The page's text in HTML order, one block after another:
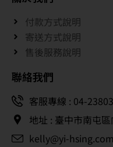
付款方式說明
寄送方式說明
售後服務說明
聯絡我們
客服專線 : 04-
地址 : 臺中市南屯
kelly@yi-